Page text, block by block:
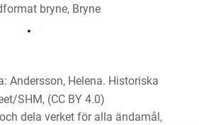
Andersson, Helena. Historiska
SHM, (CC BY 4.0)
dela verket för alla ändamål,